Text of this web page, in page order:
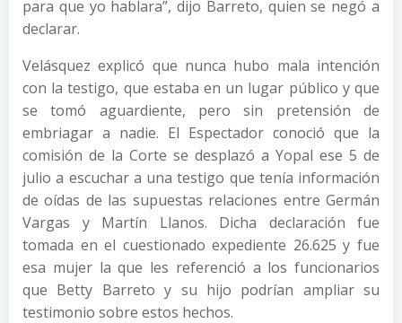
para que yo hablara”, dijo Barreto, quien se negó a
declarar.
Velásquez explicó que nunca hubo mala intención
con la testigo, que estaba en un lugar público y que
se tomó aguardiente, pero sin pretensión de
embriagar a nadie. El Espectador conoció que la
comisión de la Corte se desplazó a Yopal ese 5 de
julio a escuchar a una testigo que tenía información
de oídas de las supuestas relaciones entre Germán
Vargas y Martín Llanos. Dicha declaración fue
tomada en el cuestionado expediente 26.625 y fue
esa mujer la que les referenció a los funcionarios
que Betty Barreto y su hijo podrían ampliar su
testimonio sobre estos hechos.